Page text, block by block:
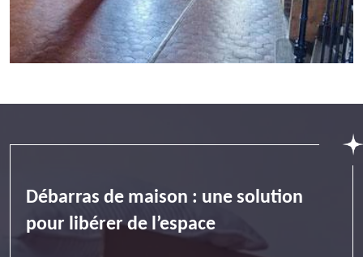
Débarras de maison : une solution
pour libérer de l’espace